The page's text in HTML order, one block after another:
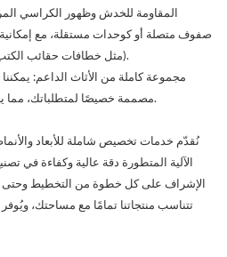
المقاومة للخدش وظهور الكراسي
صفوف متصلة أو كوحدات مستقلة، مع إمكانية
(مثل خطافات حقائب الكتب) لتناسب مختلف البيئات التعليمية.
مجموعة كاملة من الأثاث الداعم: يمكننا
مصممة خصيصًا لمتطلباتك، مما يضمن أسلوبًا موحدًا ووظائف كاملة.
نُقدّم خدمات تخصيص شاملة للأبعاد
الآلية المتطورة دقة عالية وكفاءة في
الإشراف على كل خطوة من التخطيط وحتى
تتناسب منتجاتنا تمامًا مع مساحتك،